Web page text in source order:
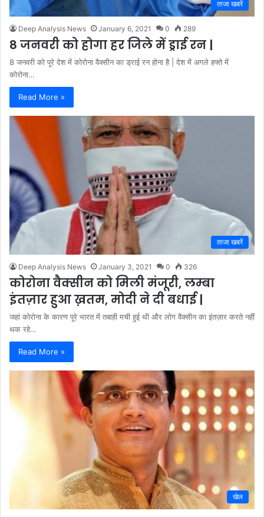
ताजा खबरें
Deep Analysis News January 6, 2021 0 289
8 जनवरी को होगा हर जिले में ड्राई रन |
8 जनवरी को पूरे देश में कोरोना वैक्सीन का ड्राई रन होना है | देश में अगले हफ्ते में
कोरोना…
Read More »
ताजा खबरें
Deep Analysis News January 3, 2021 0 326
कोरोना वैक्सीन को मिली मंजूरी, लम्बा
इंतज़ार हुआ ख़तम, मोदी ने दी बधाई |
जहां कोरोना के कारण पूरे भारत में तबाही मची हुई थी और लोग वैक्सीन का इंतज़ार करते नहीं
थक रहे…
Read More »
खेल